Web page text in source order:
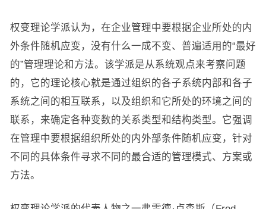
权变理论学派认为，在企业管理中要根据企业所处的内
外条件随机应变，没有什么一成不变、普遍适用的“最好
的”管理理论和方法。该学派是从系统观点来考察问题
的，它的理论核心就是通过组织的各子系统内部和各子
系统之间的相互联系，以及组织和它所处的环境之间的
联系，来确定各种变数的关系类型和结构类型。它强调
在管理中要根据组织所处的内外部条件随机应变，针对
不同的具体条件寻求不同的最合适的管理模式、方案或
方法。